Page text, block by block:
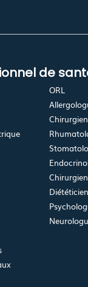
de
ORL
Diététicien